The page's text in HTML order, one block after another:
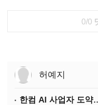
0/0
허예지
한컴 AI 사업자 도